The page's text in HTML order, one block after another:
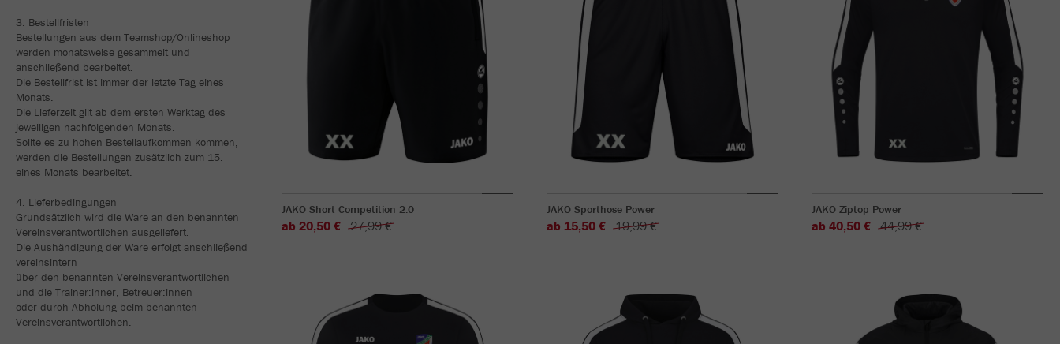
3. Bestellfristen
Bestellungen aus dem Teamshop/Onlineshop
werden monatsweise gesammelt und
anschließend bearbeitet.
Die Bestellfrist ist immer der letzte Tag eines
Monats.
Die Lieferzeit gilt ab dem ersten Werktag des
jeweiligen nachfolgenden Monats.
Sollte es zu hohen Bestellaufkommen kommen,
werden die Bestellungen zusätzlich zum 15.
eines Monats bearbeitet.
4. Lieferbedingungen
Grundsätzlich wird die Ware an den benannten
Vereinsverantwortlichen ausgeliefert.
Die Aushändigung der Ware erfolgt anschließend
vereinsintern
über den benannten Vereinsverantwortlichen
und die Trainer:inner, Betreuer:innen
oder durch Abholung beim benannten
Vereinsverantwortlichen.
JAKO Short Competition 2.0
ab 20,50 € 27,99 €
JAKO Sporthose Power
ab 15,50 € 19,99 €
JAKO Ziptop Power
ab 40,50 € 44,99 €